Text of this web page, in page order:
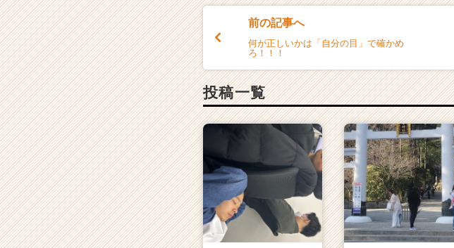
前の記事へ
何が正しいかは「自分の目」で確かめ
ろ！！！
投稿一覧